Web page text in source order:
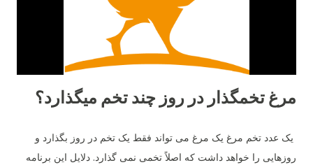
مرغ تخمگذار در روز چند تخم میگذارد؟
یک عدد تخم مرغ یک مرغ می تواند فقط یک تخم در روز بگذارد و
روزهایی را خواهد داشت که اصلاً تخمی نمی گذارد. دلایل این برنامه